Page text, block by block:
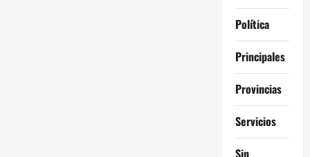
Política
Principales
Provincias
Servicios
Sin